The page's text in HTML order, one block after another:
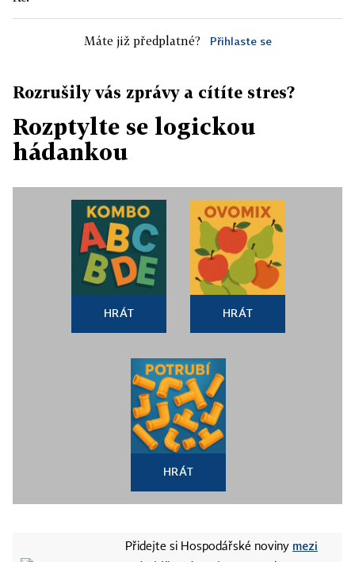
Máte již předplatné? Přihlaste se
Rozrušily vás zprávy a cítíte stres?
Rozptylte se logickou
hádankou
HRÁT HRÁT
HRÁT
Přidejte si Hospodářské noviny mezi